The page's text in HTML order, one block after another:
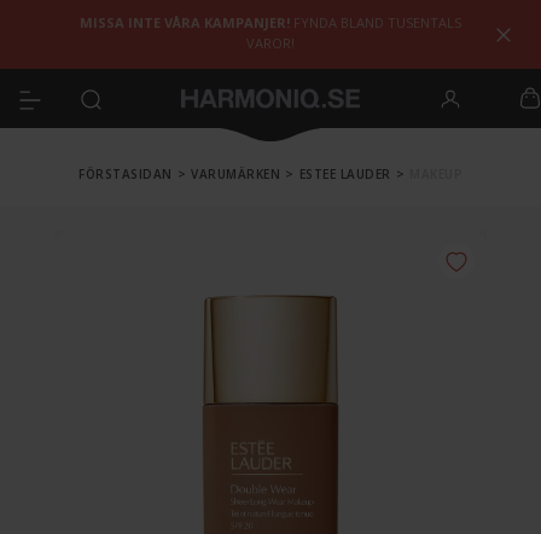
MISSA INTE VÅRA KAMPANJER! FYNDA BLAND TUSENTALS
VAROR!
FÖRSTASIDAN > VARUMÄRKEN > ESTEE LAUDER >